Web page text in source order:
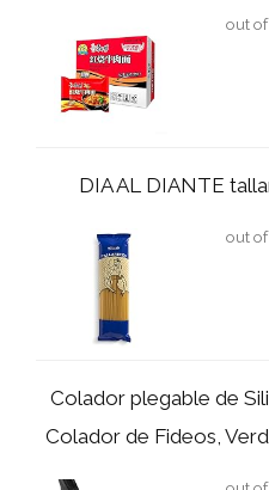
out
DIA AL DIANTE
out
Colador plegable de
Colador de Fideos,